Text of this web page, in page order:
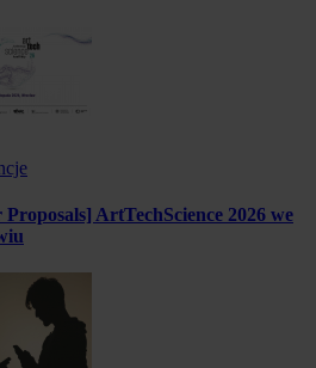
ArtTechScience 2026 we